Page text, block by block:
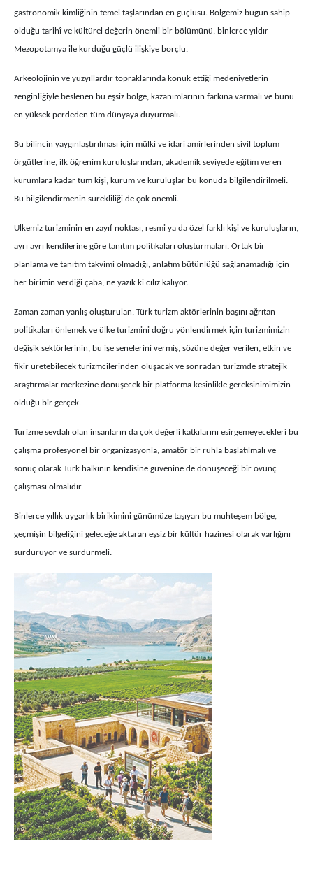
gastronomik kimliğinin temel taşlarından en güçlüsü. Bölgemiz bugün sahip
olduğu tarihî ve kültürel değerin önemli bir bölümünü, binlerce yıldır
Mezopotamya ile kurduğu güçlü ilişkiye borçlu.
Arkeolojinin ve yüzyıllardır topraklarında konuk ettiği medeniyetlerin
zenginliğiyle beslenen bu eşsiz bölge, kazanımlarının farkına varmalı ve bunu
en yüksek perdeden tüm dünyaya duyurmalı.
Bu bilincin yaygınlaştırılması için mülki ve idari amirlerinden sivil toplum
örgütlerine, ilk öğrenim kuruluşlarından, akademik seviyede eğitim veren
kurumlara kadar tüm kişi, kurum ve kuruluşlar bu konuda bilgilendirilmeli.
Bu bilgilendirmenin sürekliliği de çok önemli.
Ülkemiz turizminin en zayıf noktası, resmi ya da özel farklı kişi ve kuruluşların,
ayrı ayrı kendilerine göre tanıtım politikaları oluşturmaları. Ortak bir
planlama ve tanıtım takvimi olmadığı, anlatım bütünlüğü sağlanamadığı için
her birimin verdiği çaba, ne yazık ki cılız kalıyor.
Zaman zaman yanlış oluşturulan, Türk turizm aktörlerinin başını ağrıtan
politikaları önlemek ve ülke turizmini doğru yönlendirmek için turizmimizin
değişik sektörlerinin, bu işe senelerini vermiş, sözüne değer verilen, etkin ve
fikir üretebilecek turizmcilerinden oluşacak ve sonradan turizmde stratejik
araştırmalar merkezine dönüşecek bir platforma kesinlikle gereksinimimizin
olduğu bir gerçek.
Turizme sevdalı olan insanların da çok değerli katkılarını esirgemeyecekleri bu
çalışma profesyonel bir organizasyonla, amatör bir ruhla başlatılmalı ve
sonuç olarak Türk halkının kendisine güvenine de dönüşeceği bir övünç
çalışması olmalıdır.
Binlerce yıllık uygarlık birikimini günümüze taşıyan bu muhteşem bölge,
geçmişin bilgeliğini geleceğe aktaran eşsiz bir kültür hazinesi olarak varlığını
sürdürüyor ve sürdürmeli.